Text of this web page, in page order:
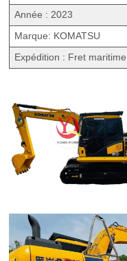
Année : 2023
Marque: KOMATSU
Expédition : Fret